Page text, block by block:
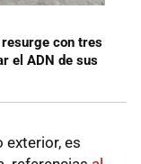
con tres
el ADN de sus
exterior, es